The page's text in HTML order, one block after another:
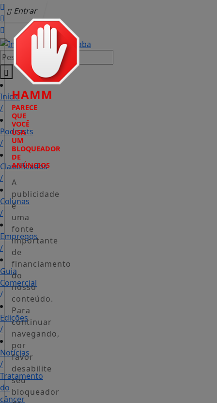
Entrar
Pesquisar Notícia
Início
/
Podcasts
/
Classificados
/
Colunas
/
Empregos
/
Guia
Comercial
/
Edições
/
Notícias
/
Tratamento
do
câncer
HAMM
PARECE
QUE
VOCÊ
USA
UM
BLOQUEADOR
DE
ANÚNCIOS
A
publicidade
é
uma
fonte
importante
de
financiamento
do
nosso
conteúdo.
Para
continuar
navegando,
por
favor
desabilite
seu
bloqueador